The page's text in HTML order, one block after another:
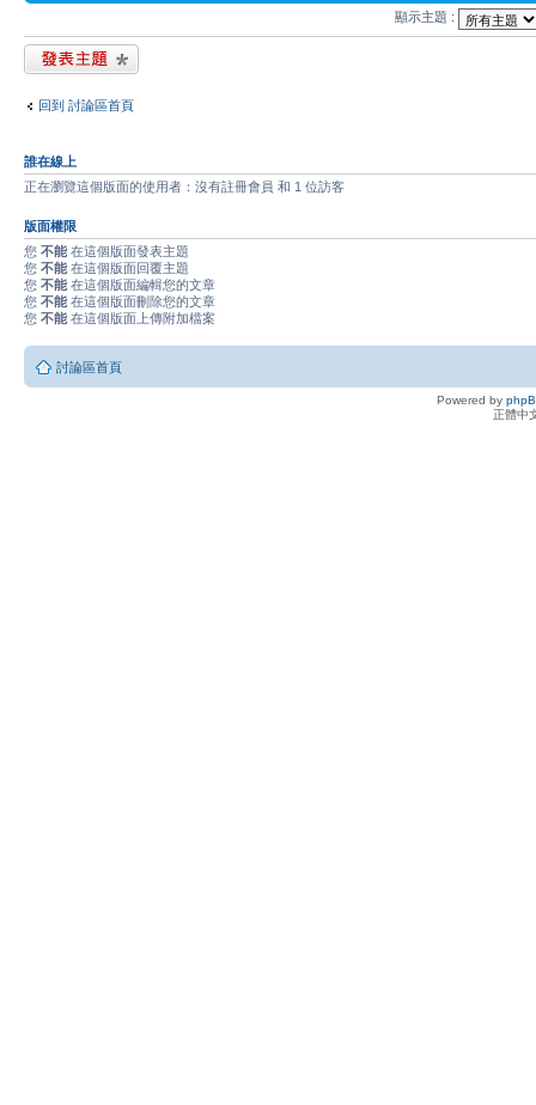
顯示主題 :
發表新主題
回到 討論區首頁
誰在線上
正在瀏覽這個版面的使用者：沒有註冊會員 和 1 位訪客
版面權限
您 不能 在這個版面發表主題
您 不能 在這個版面回覆主題
您 不能 在這個版面編輯您的文章
您 不能 在這個版面刪除您的文章
您 不能 在這個版面上傳附加檔案
討論區首頁
Powered by
正體中